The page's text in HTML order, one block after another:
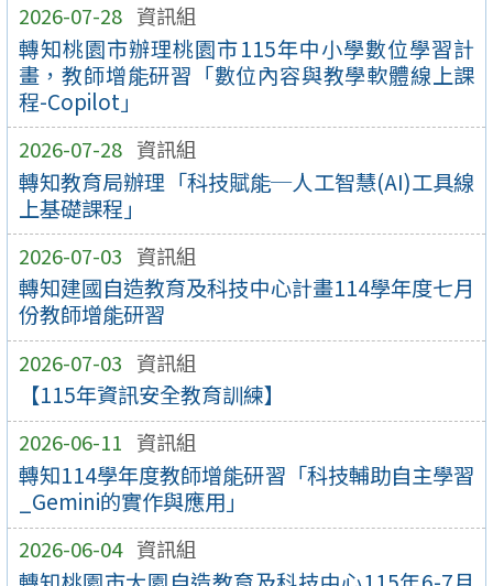
2026-07-28 資訊組
轉知桃園市辦理桃園市115年中小學數位學習計
畫，教師增能研習「數位內容與教學軟體線上課
程-Copilot」
2026-07-28 資訊組
轉知教育局辦理「科技賦能─人工智慧(AI)工具線
上基礎課程」
2026-07-03 資訊組
轉知建國自造教育及科技中心計畫114學年度七月
份教師增能研習
2026-07-03 資訊組
【115年資訊安全教育訓練】
2026-06-11 資訊組
轉知114學年度教師增能研習「科技輔助自主學習
_Gemini的實作與應用」
2026-06-04 資訊組